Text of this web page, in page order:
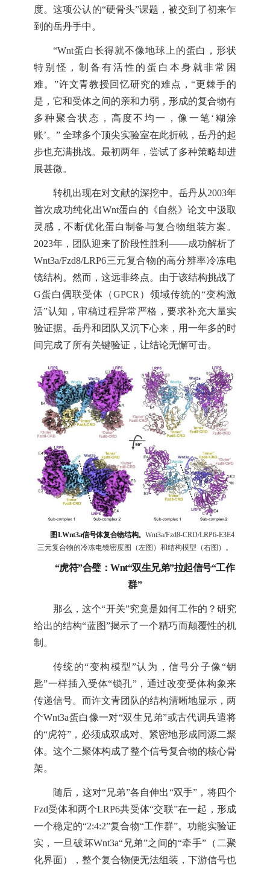
度。这项公认的“硬骨头”课题，被交到了初来乍
到的岳丹手中。
“Wnt蛋白长得就不像地球上的蛋白，形状
特别怪，制备有活性的蛋白本身就非常困
难。”许文青教授回忆研究的难点，“更棘手的
是，它和受体之间的亲和力弱，形成的复合物有
多种聚合状态，高度不均一，像一笔‘糊涂
账’。” 全球多个顶尖实验室在此折戟，岳丹的起
步也充满挑战。最初两年，尝试了多种策略却进
展甚微。
转机出现在对文献的深挖中。岳丹从2003年
首次成功纯化出Wnt蛋白的《自然》论文中汲取
灵感，不断优化蛋白制备与复合物组装方案。
2023年，团队迎来了阶段性胜利——成功解析了
Wnt3a/Fzd8/LRP6三元复合物的高分辨率冷冻电
镜结构。然而，这远非终点。由于该结构挑战了
G蛋白偶联受体（GPCR）领域传统的“变构激
活”认知，审稿过程异常严格，要求补充大量实
验证据。岳丹和团队又沉下心来，用一年多的时
间完成了所有关键验证，让结论无懈可击。
图1.Wnt3a信号体复合物结构。 Wnt3a/Fzd8-CRD/LRP6-E3E4
三元复合物的冷冻电镜密度图（左图）和结构模型（右图）。
“虎符”合璧：Wnt“双生兄弟”拉起信号“工作
群”
那么，这个“开关”究竟是如何工作的？研究
给出的结构“蓝图”揭示了一个精巧而颠覆性的机
制。
传统的“变构模型”认为，信号分子像“钥
匙”一样插入受体“锁孔”，通过改变受体构象来
传递信号。而许文青团队的结构清晰地显示，两
个Wnt3a蛋白像一对“双生兄弟”或古代调兵遣将
的“虎符”，必须成双成对、紧密地形成同源二聚
体。这个二聚体构成了整个信号复合物的核心骨
架。
随后，这对“兄弟”各自伸出“双手”，将四个
Fzd受体和两个LRP6共受体“交联”在一起，形成
一个稳定的“2:4:2”复合物“工作群”。功能实验证
实，一旦破坏Wnt3a“兄弟”之间的“牵手”（二聚
化界面），整个复合物便无法组装，下游信号也